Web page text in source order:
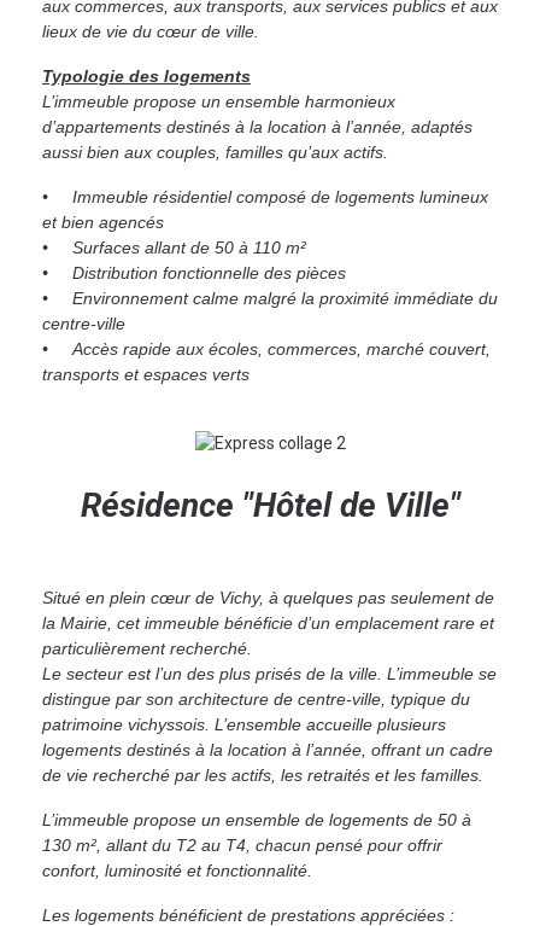
aux commerces, aux transports, aux services publics et aux
lieux de vie du cœur de ville.
Typologie des logements
L’immeuble propose un ensemble harmonieux
d’appartements destinés à la location à l’année, adaptés
aussi bien aux couples, familles qu’aux actifs.
• Immeuble résidentiel composé de logements lumineux
et bien agencés
• Surfaces allant de 50 à 110 m²
• Distribution fonctionnelle des pièces
• Environnement calme malgré la proximité immédiate du
centre-ville
• Accès rapide aux écoles, commerces, marché couvert,
transports et espaces verts
Résidence "Hôtel de Ville"
Situé en plein cœur de Vichy, à quelques pas seulement de
la Mairie, cet immeuble bénéficie d’un emplacement rare et
particulièrement recherché.
Le secteur est l’un des plus prisés de la ville. L’immeuble se
distingue par son architecture de centre-ville, typique du
patrimoine vichyssois. L’ensemble accueille plusieurs
logements destinés à la location à l’année, offrant un cadre
de vie recherché par les actifs, les retraités et les familles.
L’immeuble propose un ensemble de logements de 50 à
130 m², allant du T2 au T4, chacun pensé pour offrir
confort, luminosité et fonctionnalité.
Les logements bénéficient de prestations appréciées :